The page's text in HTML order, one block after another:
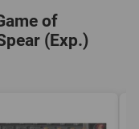
of
(Exp.)